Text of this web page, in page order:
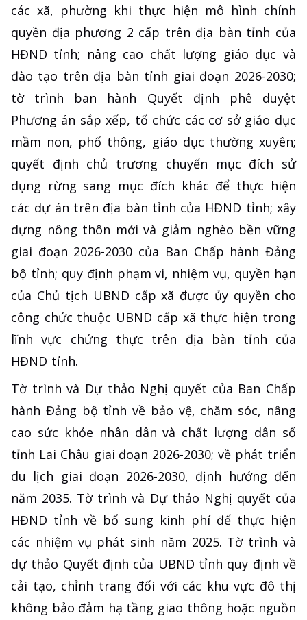
các xã, phường khi thực hiện mô hình chính
quyền địa phương 2 cấp trên địa bàn tỉnh của
HĐND tỉnh; nâng cao chất lượng giáo dục và
đào tạo trên địa bàn tỉnh giai đoạn 2026-2030;
tờ trình ban hành Quyết định phê duyệt
Phương án sắp xếp, tổ chức các cơ sở giáo dục
mầm non, phổ thông, giáo dục thường xuyên;
quyết định chủ trương chuyển mục đích sử
dụng rừng sang mục đích khác để thực hiện
các dự án trên địa bàn tỉnh của HĐND tỉnh; xây
dựng nông thôn mới và giảm nghèo bền vững
giai đoạn 2026-2030 của Ban Chấp hành Đảng
bộ tỉnh; quy định phạm vi, nhiệm vụ, quyền hạn
của Chủ tịch UBND cấp xã được ủy quyền cho
công chức thuộc UBND cấp xã thực hiện trong
lĩnh vực chứng thực trên địa bàn tỉnh của
HĐND tỉnh.
Tờ trình và Dự thảo Nghị quyết của Ban Chấp
hành Đảng bộ tỉnh về bảo vệ, chăm sóc, nâng
cao sức khỏe nhân dân và chất lượng dân số
tỉnh Lai Châu giai đoạn 2026-2030; về phát triển
du lịch giai đoạn 2026-2030, định hướng đến
năm 2035. Tờ trình và Dự thảo Nghị quyết của
HĐND tỉnh về bổ sung kinh phí để thực hiện
các nhiệm vụ phát sinh năm 2025. Tờ trình và
dự thảo Quyết định của UBND tỉnh quy định về
cải tạo, chỉnh trang đối với các khu vực đô thị
không bảo đảm hạ tầng giao thông hoặc nguồn